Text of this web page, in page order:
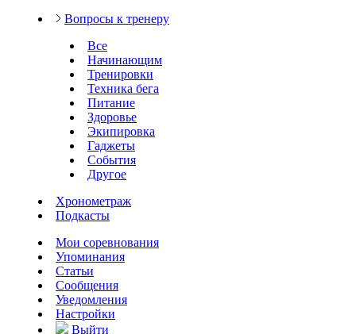
Вопросы к тренеру
Все
Начинающим
Тренировки
Техника бега
Питание
Здоровье
Экипировка
Гаджеты
События
Другое
Хронометраж
Подкасты
Мои соревнования
Упоминания
Статьи
Сообщения
Уведомления
Настройки
Выйти